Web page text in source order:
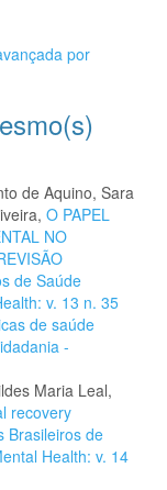
por
de Aquino, Sara
O PAPEL
NO
de Saúde
v. 13 n. 35
de saúde
-
Maria Leal,
recovery
Brasileiros de
Health: v. 14